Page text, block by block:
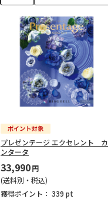
プレゼンテージ エクセレント カ
ンタータ
33,990円
(送料別・税込)
獲得ポイント： 339 pt